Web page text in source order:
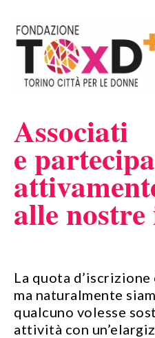
Associati
e partecipa
alle
La quota d’iscrizione
ma naturalmente
qualcuno volesse
attività con